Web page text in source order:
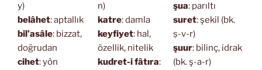
y)
belâhet: aptallık
bil’asâle: bizzat,
doğrudan
cihet: yön
n)
katre: damla
keyfiyet: hal,
özellik, nitelik
kudret-i fâtıra:
şua: parıltı
suret: şekil (bk.
ṣ-v-r)
şuur: bilinç, idrak
(bk. ş-a-r)